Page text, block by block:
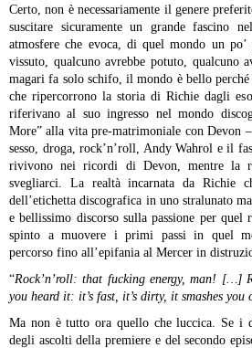
Certo, non è necessariamente il genere
suscitare sicuramente un grande fascino
atmosfere che evoca, di quel mondo un
vissuto, qualcuno avrebbe potuto, qualcuno
magari fa solo schifo, il mondo è bello
che ripercorrono la storia di Richie dagli
riferivano al suo ingresso nel mondo
More” alla vita pre-matrimoniale con Devon
sesso, droga, rock’n’roll, Andy Wahrol e il
rivivono nei ricordi di Devon, mentre la
svegliarci. La realtà incarnata da Richie
dell’etichetta discografica in uno stralunato
e bellissimo discorso sulla passione per quel
spinto a muovere i primi passi in quel
percorso fino all’epifania al Mercer in
“Rock’n’roll: that fucking energy, man! […]
you heard it: it’s fast, it’s dirty, it smashes you
Ma non è tutto ora quello che luccica. Se i
degli ascolti della premiere e del secondo